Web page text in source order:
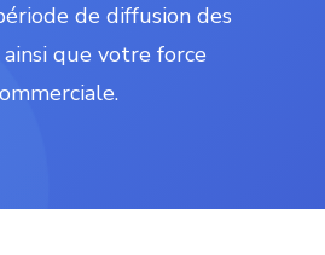
de diffusion des
que votre force